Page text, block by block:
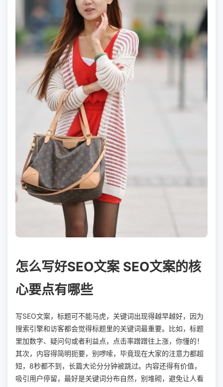
怎么写好SEO文案 SEO文案的核
心要点有哪些
写SEO文案，标题可不能马虎，关键词出现得越早越好，因为
搜索引擎和访客都会觉得标题里的关键词最重要。比如，标题
里加数字、疑问句或者利益点，点击率蹭蹭往上涨，你懂的！
其次，内容得简明扼要，别啰嗦，毕竟现在大家的注意力都超
短，8秒都不到，长篇大论分分钟被跳过。内容还得有价值，
吸引用户停留，最好是关键词分布自然，别堆砌，避免让人看